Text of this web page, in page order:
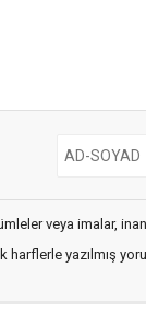
veya imalar,
harflerle yazılmış